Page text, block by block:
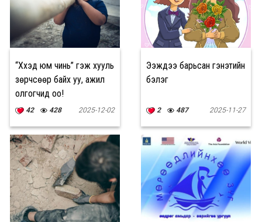
“Хүүхэд юм чинь” гэж хууль
зөрчсөөр байх уу, ажил
олгогчид оо!
42 428 2025-12-02
Ээждээ барьсан гэнэтийн
бэлэг
2 487 2025-11-27